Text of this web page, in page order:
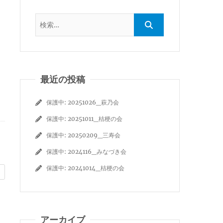
最近の投稿
保護中: 20251026_萩乃会
保護中: 20251011_桔梗の会
保護中: 20250209_三寿会
保護中: 2024116_みなづき会
保護中: 20241014_桔梗の会
アーカイブ